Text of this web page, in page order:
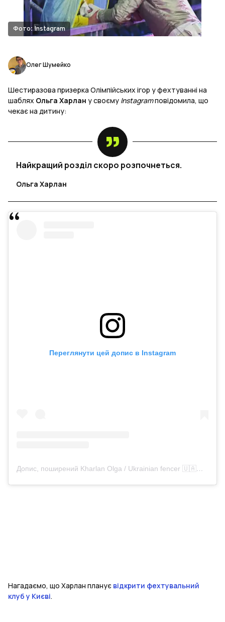
Фото: Instagram
Олег Шумейко
Шестиразова призерка Олімпійських ігор у фехтуванні на
шаблях Ольга Харлан у своєму Instagramповідомила, що
чекає на дитину:
Найкращий розділ скоро розпочнеться.
Ольга Харлан
Переглянути цей допис в Instagram
Допис, поширений Kharlan Olga / Ukrainian fencer 🇺🇦🤺 (@olgakharlan)
Нагадаємо, що Харлан планує відкрити фехтувальний
клуб у Києві.